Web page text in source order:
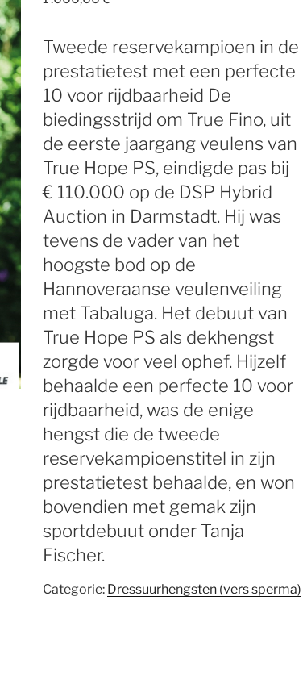
Tweede reservekampioen in de
prestatietest met een perfecte
10 voor rijdbaarheid De
biedingsstrijd om True Fino, uit
de eerste jaargang veulens van
True Hope PS, eindigde pas bij
€ 110.000 op de DSP Hybrid
Auction in Darmstadt. Hij was
tevens de vader van het
hoogste bod op de
Hannoveraanse veulenveiling
met Tabaluga. Het debuut van
True Hope PS als dekhengst
zorgde voor veel ophef. Hijzelf
behaalde een perfecte 10 voor
rijdbaarheid, was de enige
hengst die de tweede
reservekampioenstitel in zijn
prestatietest behaalde, en won
bovendien met gemak zijn
sportdebuut onder Tanja
Fischer.
Categorie: Dressuurhengsten (vers sperma)